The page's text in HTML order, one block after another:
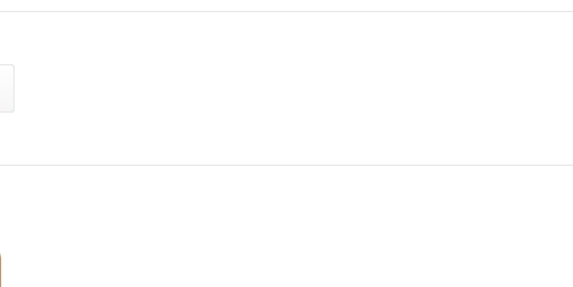
ハートウォーミングな聖夜…ほっと心和ませて
作り方レシピつき